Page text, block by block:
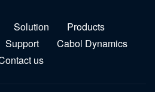
Solution
Products
Support
Cabol Dynamics
us